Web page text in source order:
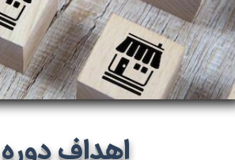
اهداف دوره